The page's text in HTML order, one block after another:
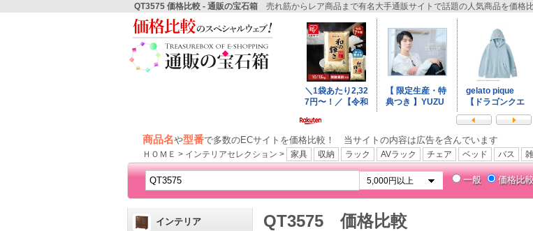
QT3575 価格比較 - 通販の宝石箱 売れ筋からレア商品まで有名大手通販サイトで話題の人気商品を価格比
商品名や型番で多数のECサイトを価格比較！ 当サイトの内容は広告を含んでいます
ＨＯＭＥ > インテリアセレクション > 家具 収納 ラック AVラック チェア ベッド バス
一般 価格比
インテリア QT3575 価格比較